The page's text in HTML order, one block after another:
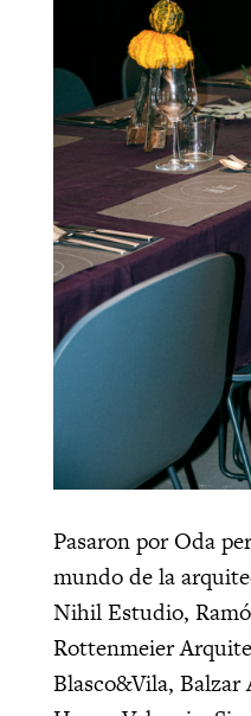
Pasaron por Oda
mundo de la
Nihil Estudio,
Rottenmeier
Blasco&Vila,